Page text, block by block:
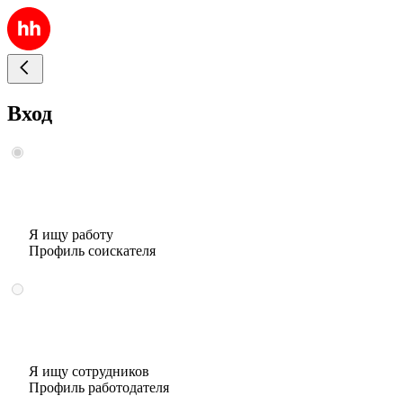
Вход
Я ищу работу
Профиль соискателя
Я ищу сотрудников
Профиль работодателя